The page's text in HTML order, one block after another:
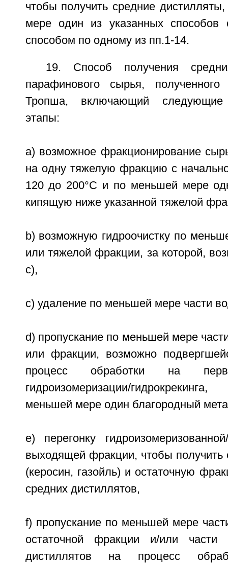
чтобы получить средние
мере один из указанных способов
способом по одному из пп.1-14.
19. Способ получения
парафинового сырья,
Тропша, включающий следующие
этапы:
a) возможное фракционирование
на одну тяжелую фракцию с
120 до 200°С и по меньшей мере
кипящую ниже указанной тяжелой
b) возможную гидроочистку по
или тяжелой фракции, за которой,
с),
c) удаление по меньшей мере части
d) пропускание по меньшей мере
или фракции, возможно
процесс обработки на
гидроизомеризации/
меньшей мере один благородный
e) перегонку
выходящей фракции, чтобы получить
(керосин, газойль) и остаточную
средних дистиллятов,
f) пропускание по меньшей мере
остаточной фракции и/или части
дистиллятов на процесс